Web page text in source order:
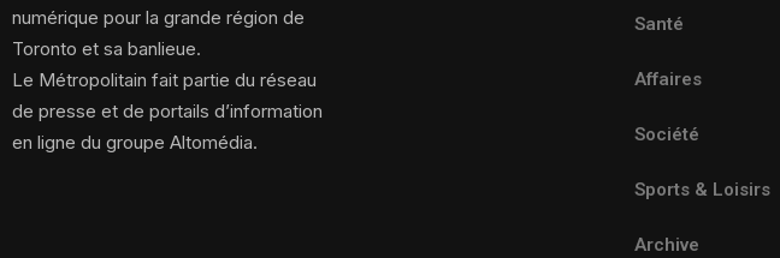
numérique pour la grande région de
Toronto et sa banlieue.
Le Métropolitain fait partie du réseau
de presse et de portails d’information
en ligne du groupe Altomédia.
Santé
Affaires
Société
Sports & Loisirs
Archive